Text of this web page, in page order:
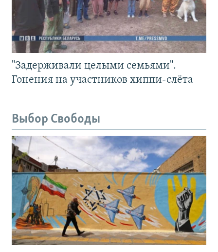
"Задерживали целыми семьями".
Гонения на участников хиппи-слёта
Выбор Свободы